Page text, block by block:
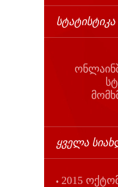
ᲡᲢᲐᲢᲘᲡᲢᲘᲙᲐ
ᲧᲕᲔᲚᲐ
2015